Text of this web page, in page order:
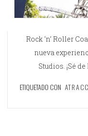
Rock ‘n’ Roller
nueva
Studios. ¡Sé
ETIQUETADO CON